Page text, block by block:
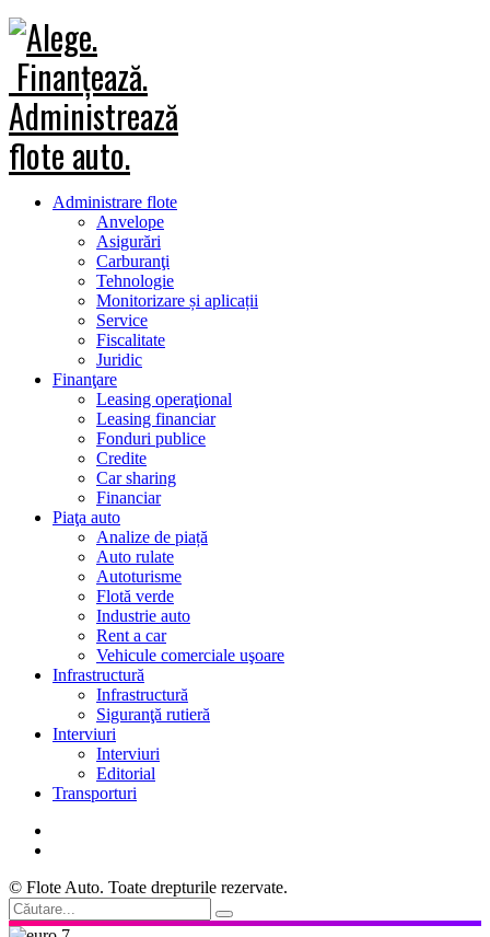
Administrare flote
Anvelope
Asigurări
Carburanţi
Tehnologie
Monitorizare și aplicații
Service
Fiscalitate
Juridic
Finanţare
Leasing operaţional
Leasing financiar
Fonduri publice
Credite
Car sharing
Financiar
Piaţa auto
Analize de piață
Auto rulate
Autoturisme
Flotă verde
Industrie auto
Rent a car
Vehicule comerciale uşoare
Infrastructură
Infrastructură
Siguranţă rutieră
Interviuri
Interviuri
Editorial
Transporturi
© Flote Auto. Toate drepturile rezervate.